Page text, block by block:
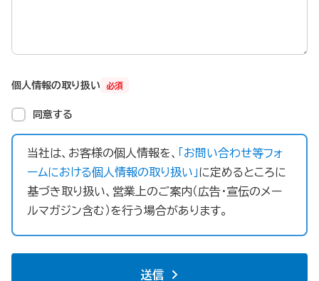
必須
個人情報の取り扱い
同意する
当社は、お客様の個人情報を、
「お問い合わせ等フォ
ームにおける個人情報の取り扱い」に定めるところに
基づき取り扱い、営業上のご案内（広告・宣伝のメー
ルマガジン含む）を行う場合があります。
送信